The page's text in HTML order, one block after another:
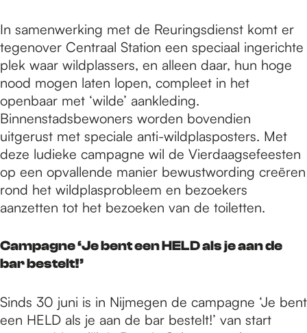
In samenwerking met de Reuringsdienst komt er
tegenover Centraal Station een speciaal ingerichte
plek waar wildplassers, en alleen daar, hun hoge
nood mogen laten lopen, compleet in het
openbaar met ‘wilde’ aankleding.
Binnenstadsbewoners worden bovendien
uitgerust met speciale anti-wildplasposters. Met
deze ludieke campagne wil de Vierdaagsefeesten
op een opvallende manier bewustwording creëren
rond het wildplasprobleem en bezoekers
aanzetten tot het bezoeken van de toiletten.
Campagne ‘Je bent een HELD als je aan de
bar bestelt!’
Sinds 30 juni is in Nijmegen de campagne ‘Je bent
een HELD als je aan de bar bestelt!’ van start